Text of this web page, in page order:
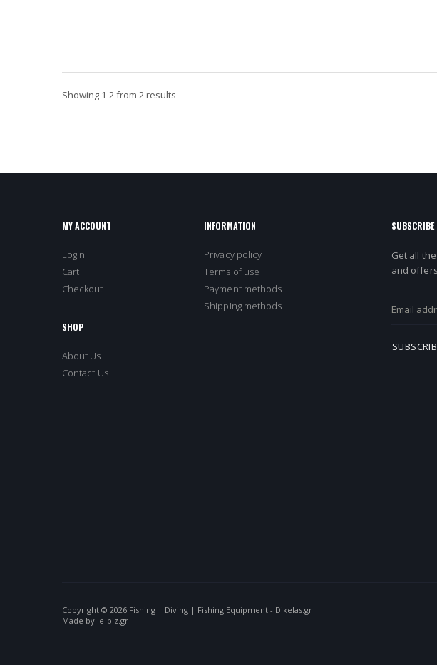
Showing 1-2from 2 results
MY ACCOUNT
Login
Cart
Checkout
SHOP
About Us
Contact Us
INFORMATION
Privacy policy
Terms of use
Payment methods
Shipping methods
SUBSCRIBE
Get all
and
Copyright © 2026 Fishing | Diving | Fishing Equipment - Dikelas.gr
Made by: e-biz.gr